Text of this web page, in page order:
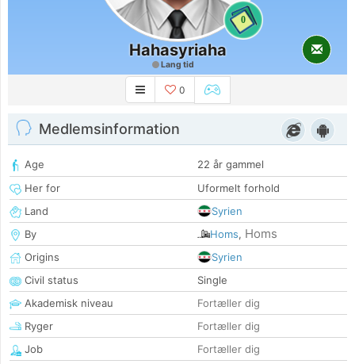
0
Hahasyriaha
Lang tid
0
Medlemsinformation
Age
22 år gammel
Her for
Uformelt forhold
Land
Syrien
By
Homs, Homs
Origins
Syrien
Civil status
Single
Akademisk niveau
Fortæller dig
Ryger
Fortæller dig
Job
Fortæller dig